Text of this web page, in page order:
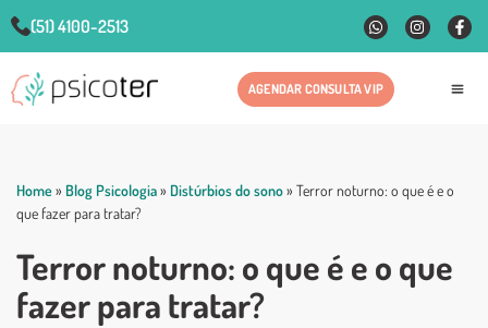
(51) 4100-2513
AGENDAR CONSULTA VIP
Home» Blog Psicologia» Distúrbios do sono» Terror noturno: o que é e o
que fazer para tratar?
Terror noturno: o que é e o que
fazer para tratar?